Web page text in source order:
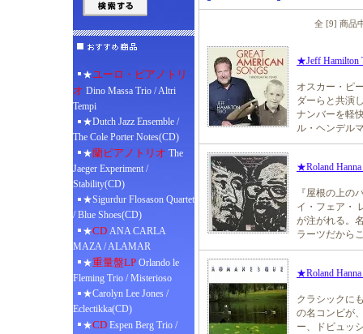
★ユーロ・ピアノトリ
オ Dino Massa Trio / Altri
Tempi
★Dutch Jazz Ensemble /
The Cole Porter Notes(CD)
★蘭ピアノトリオ The
Jaeger Experiment /
Stability(CD)
★Sigurdur Flosason Quartet
/ Blue Shoes(CD)
★CD ANA CARLA
MAZA / ALAMAR
★重量盤LP Orlando le
Fleming Trio / Misterioso
★Carolyn Lee Jones /
Eclectikka(CD)
★CD Espen Berg Trio /
全 [9] 商品
★Jeff Hamilton
オスカー・ピ
ダーらと共演
ナンバーを軽
ル・ヘンデル
★Roland Hanna
『屋根の上の
イ・フェア・
が注がれる。
ラーツだから
★Roland Hanna
クラシックに
の名コンビが
ー、ドビュッ